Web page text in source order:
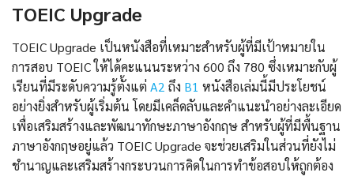
TOEIC Upgrade
TOEIC Upgrade เป็นหนังสือที่เหมาะสำหรับผู้ที่มีเป้าหมายใน
การสอบ TOEIC ให้ได้คะแนนระหว่าง 600 ถึง 780 ซึ่งเหมาะกับผู้
เรียนที่มีระดับความรู้ตั้งแต่ A2 ถึง B1 หนังสือเล่มนี้มีประโยชน์
อย่างยิ่งสำหรับผู้เริ่มต้น โดยมีเคล็ดลับและคำแนะนำอย่างละเอียด
เพื่อเสริมสร้างและพัฒนาทักษะภาษาอังกฤษ สำหรับผู้ที่มีพื้นฐาน
ภาษาอังกฤษอยู่แล้ว TOEIC Upgrade จะช่วยเสริมในส่วนที่ยังไม่
ชำนาญและเสริมสร้างกระบวนการคิดในการทำข้อสอบให้ถูกต้อง